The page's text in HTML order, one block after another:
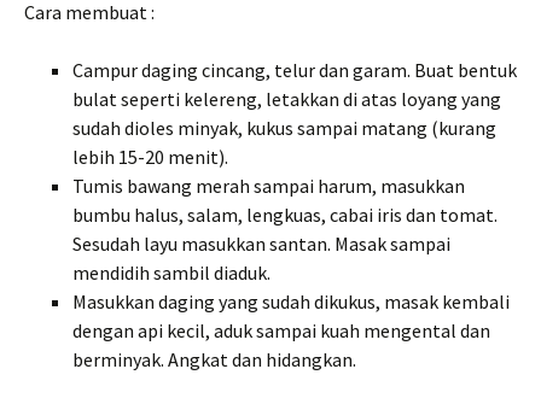
Cara membuat :
Campur daging cincang, telur dan garam. Buat bentuk
bulat seperti kelereng, letakkan di atas loyang yang
sudah dioles minyak, kukus sampai matang (kurang
lebih 15-20 menit).
Tumis bawang merah sampai harum, masukkan
bumbu halus, salam, lengkuas, cabai iris dan tomat.
Sesudah layu masukkan santan. Masak sampai
mendidih sambil diaduk.
Masukkan daging yang sudah dikukus, masak kembali
dengan api kecil, aduk sampai kuah mengental dan
berminyak. Angkat dan hidangkan.